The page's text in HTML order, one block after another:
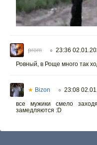
prom ○ 23:36
Ровный, в Роще много так
★ Bizon ○ 23:08
все мужики смело
замедляются :D